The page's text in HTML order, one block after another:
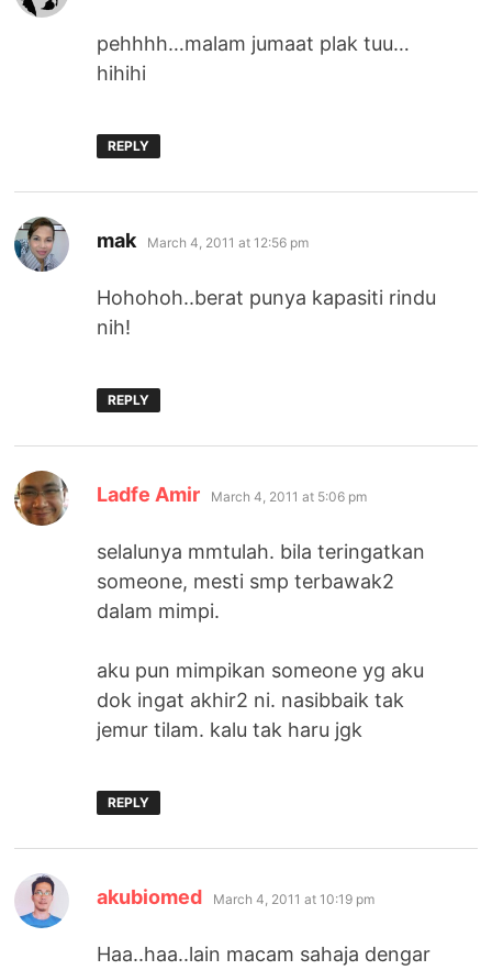
pehhhh…malam jumaat plak tuu…
hihihi
REPLY
mak says:
March 4, 2011 at 12:56 pm
Hohohoh..berat punya kapasiti rindu
nih!
REPLY
Ladfe Amir says:
March 4, 2011 at 5:06 pm
selalunya mmtulah. bila teringatkan
someone, mesti smp terbawak2
dalam mimpi.
aku pun mimpikan someone yg aku
dok ingat akhir2 ni. nasibbaik tak
jemur tilam. kalu tak haru jgk
REPLY
akubiomed says:
March 4, 2011 at 10:19 pm
Haa..haa..lain macam sahaja dengar